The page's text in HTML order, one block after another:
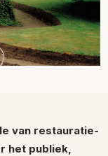
van restauratie-
het publiek,